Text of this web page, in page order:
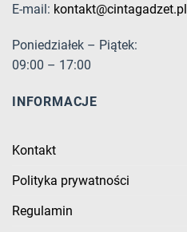
E-mail: kontakt@cintagadzet.pl
Poniedziałek – Piątek:
09:00 – 17:00
INFORMACJE
Kontakt
Polityka prywatności
Regulamin